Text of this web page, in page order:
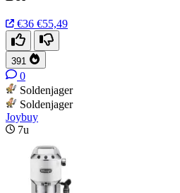
€36 €55,49
391
0
Soldenjager
Soldenjager
Joybuy
7u